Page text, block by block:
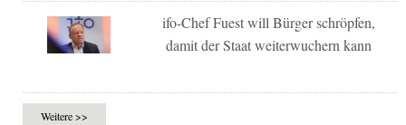
ifo-Chef Fuest will Bürger schröpfen,
damit der Staat weiterwuchern kann
Weitere >>